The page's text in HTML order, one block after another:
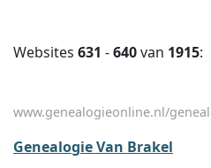
Websites 631 -640van 1915:
www.genealogieonline.nl/
Genealogie Van Brakel